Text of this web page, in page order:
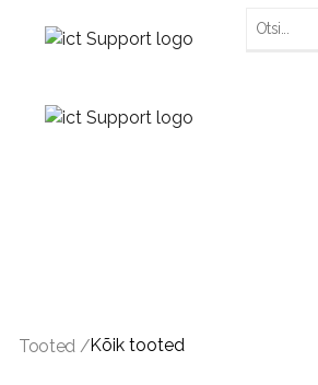
Tooted /Kõik tooted